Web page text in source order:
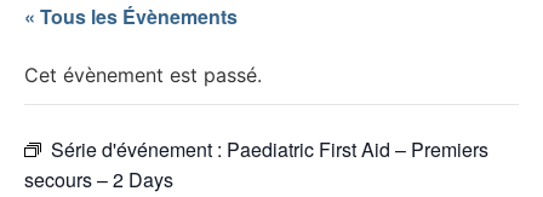
« Tous les Évènements
Cet évènement est passé.
Série d'événement : Paediatric First Aid – Premiers
secours – 2 Days